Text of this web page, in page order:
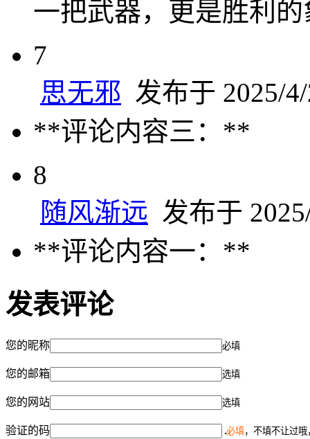
一把武器，更是胜利
7
思无邪 发布于 2025/
**评论内容三：**
8
随风渐远 发布于
**评论内容一：**
发表评论
您的昵称 必填
您的邮箱 选填
您的网站 选填
验证的码 必填，不填不让过